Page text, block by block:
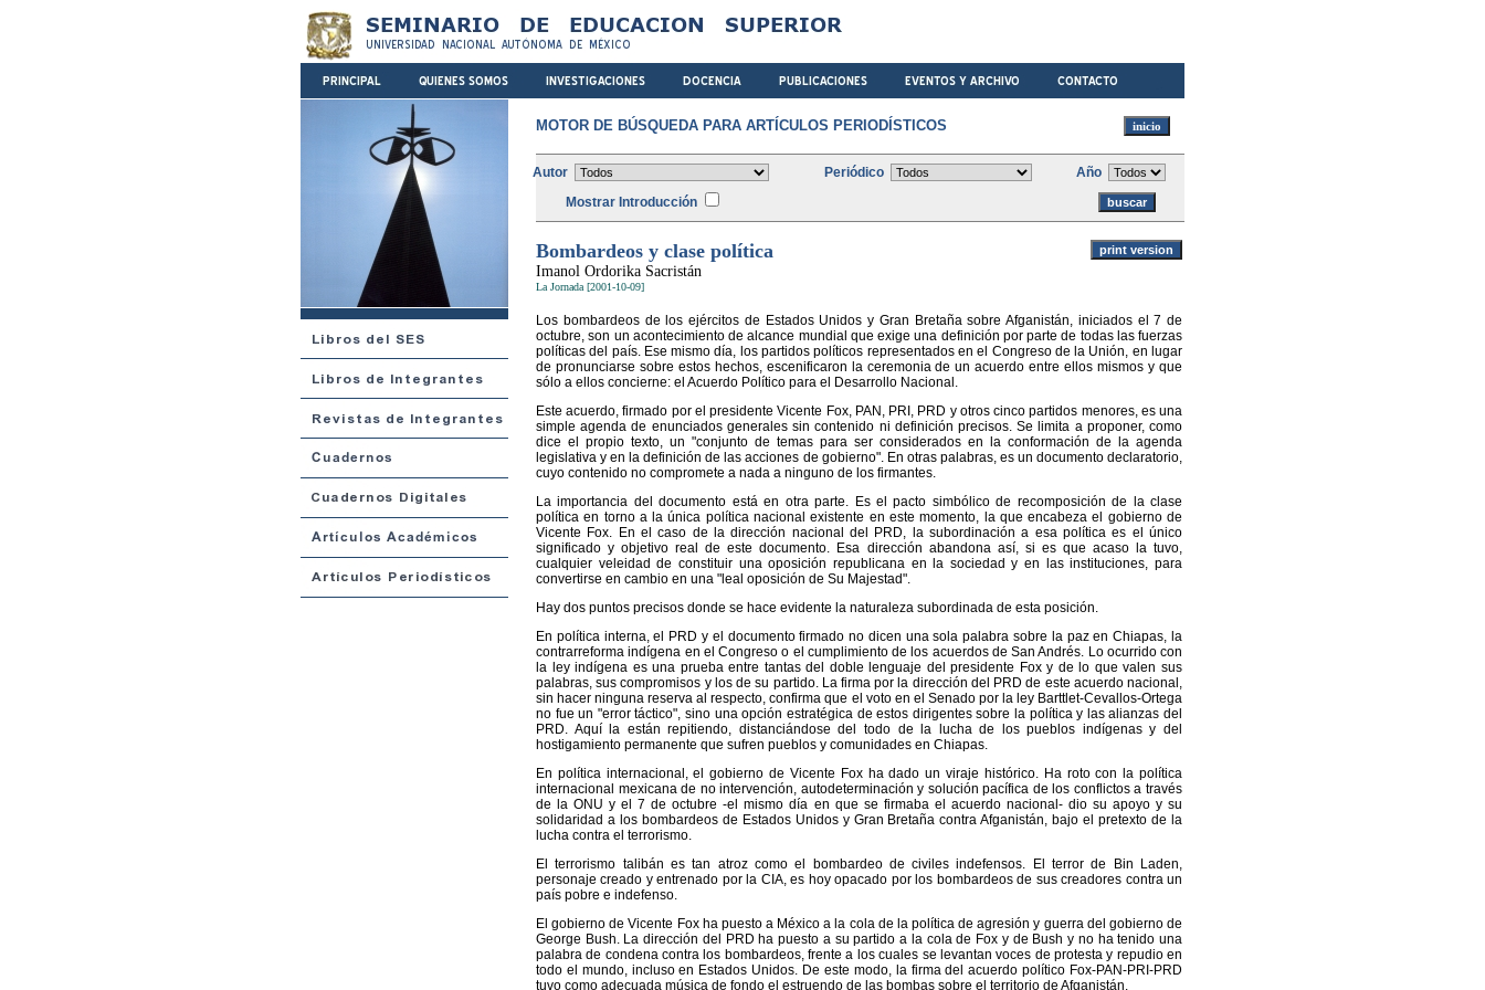
MOTOR DE BÚSQUEDA PARA ARTÍCULOS PERIODÍSTICOS
Autor Periódico
Año
Mostrar Introducción
Bombardeos y clase política
Imanol Ordorika Sacristán
La Jornada [2001-10-09]
Los bombardeos de los ejércitos de Estados Unidos y Gran Bretaña sobre Afganistán, iniciados el 7 de
octubre, son un acontecimiento de alcance mundial que exige una definición por parte de todas las fuerzas
políticas del país. Ese mismo día, los partidos políticos representados en el Congreso de la Unión, en lugar
de pronunciarse sobre estos hechos, escenificaron la ceremonia de un acuerdo entre ellos mismos y que
sólo a ellos concierne: el Acuerdo Político para el Desarrollo Nacional.
Este acuerdo, firmado por el presidente Vicente Fox, PAN, PRI, PRD y otros cinco partidos menores, es una
simple agenda de enunciados generales sin contenido ni definición precisos. Se limita a proponer, como
dice el propio texto, un "conjunto de temas para ser considerados en la conformación de la agenda
legislativa y en la definición de las acciones de gobierno". En otras palabras, es un documento declaratorio,
cuyo contenido no compromete a nada a ninguno de los firmantes.
La importancia del documento está en otra parte. Es el pacto simbólico de recomposición de la clase
política en torno a la única política nacional existente en este momento, la que encabeza el gobierno de
Vicente Fox. En el caso de la dirección nacional del PRD, la subordinación a esa política es el único
significado y objetivo real de este documento. Esa dirección abandona así, si es que acaso la tuvo,
cualquier veleidad de constituir una oposición republicana en la sociedad y en las instituciones, para
convertirse en cambio en una "leal oposición de Su Majestad".
Hay dos puntos precisos donde se hace evidente la naturaleza subordinada de esta posición.
En política interna, el PRD y el documento firmado no dicen una sola palabra sobre la paz en Chiapas, la
contrarreforma indígena en el Congreso o el cumplimiento de los acuerdos de San Andrés. Lo ocurrido con
la ley indígena es una prueba entre tantas del doble lenguaje del presidente Fox y de lo que valen sus
palabras, sus compromisos y los de su partido. La firma por la dirección del PRD de este acuerdo nacional,
sin hacer ninguna reserva al respecto, confirma que el voto en el Senado por la ley Barttlet-Cevallos-Ortega
no fue un "error táctico", sino una opción estratégica de estos dirigentes sobre la política y las alianzas del
PRD. Aquí la están repitiendo, distanciándose del todo de la lucha de los pueblos indígenas y del
hostigamiento permanente que sufren pueblos y comunidades en Chiapas.
En política internacional, el gobierno de Vicente Fox ha dado un viraje histórico. Ha roto con la política
internacional mexicana de no intervención, autodeterminación y solución pacífica de los conflictos a través
de la ONU y el 7 de octubre -el mismo día en que se firmaba el acuerdo nacional- dio su apoyo y su
solidaridad a los bombardeos de Estados Unidos y Gran Bretaña contra Afganistán, bajo el pretexto de la
lucha contra el terrorismo.
El terrorismo talibán es tan atroz como el bombardeo de civiles indefensos. El terror de Bin Laden,
personaje creado y entrenado por la CIA, es hoy opacado por los bombardeos de sus creadores contra un
país pobre e indefenso.
El gobierno de Vicente Fox ha puesto a México a la cola de la política de agresión y guerra del gobierno de
George Bush. La dirección del PRD ha puesto a su partido a la cola de Fox y de Bush y no ha tenido una
palabra de condena contra los bombardeos, frente a los cuales se levantan voces de protesta y repudio en
todo el mundo, incluso en Estados Unidos. De este modo, la firma del acuerdo político Fox-PAN-PRI-PRD
tuvo como adecuada música de fondo el estruendo de las bombas sobre el territorio de Afganistán.